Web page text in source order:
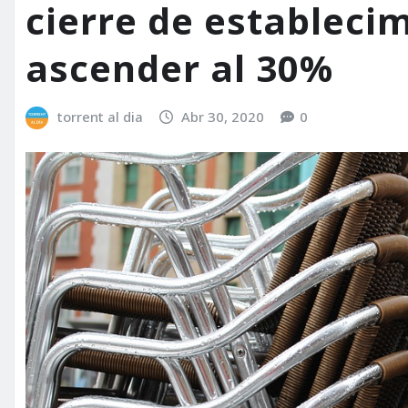
cierre de
ascender al 30%
torrent al dia Abr 30, 2020 0